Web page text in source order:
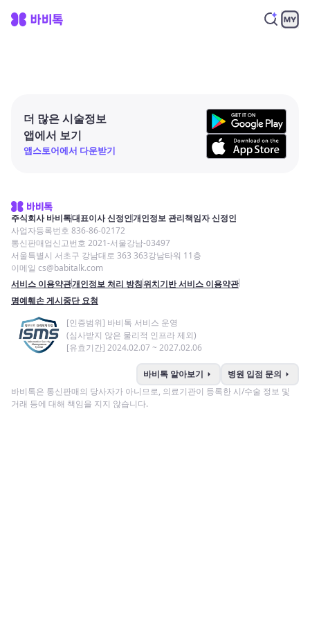
더 많은 시술정보
앱에서 보기
앱스토어에서 다운받기
주식회사 바비톡대표이사 신정인개인정보 관리책임자 신정인
사업자등록번호 836-86-02172
통신판매업신고번호 2021-서울강남-03497
서울특별시 서초구 강남대로 363 363강남타워 11층
이메일 cs@babitalk.com
서비스 이용약관개인정보 처리 방침위치기반 서비스 이용약관
명예훼손 게시중단 요청
[인증범위] 바비톡 서비스 운영
(심사받지 않은 물리적 인프라 제외)
[유효기간] 2024.02.07 ~ 2027.02.06
바비톡 알아보기 arrow_right 병원 입점 문의 arrow_right
바비톡은 통신판매의 당사자가 아니므로, 의료기관이 등록한 시/수술 정보 및
거래 등에 대해 책임을 지지 않습니다.